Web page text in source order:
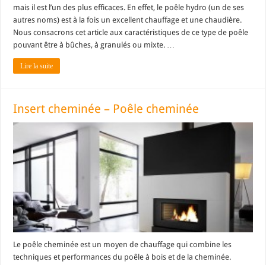
mais il est l’un des plus efficaces. En effet, le poêle hydro (un de ses
autres noms) est à la fois un excellent chauffage et une chaudière.
Nous consacrons cet article aux caractéristiques de ce type de poêle
pouvant être à bûches, à granulés ou mixte. …
Lire la suite
Insert cheminée – Poêle cheminée
Le poêle cheminée est un moyen de chauffage qui combine les
techniques et performances du poêle à bois et de la cheminée.